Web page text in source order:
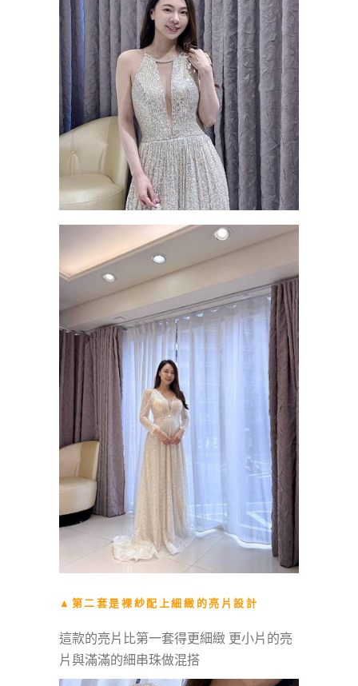
▲第二套是裸紗配上細緻的亮片設計
這款的亮片比第一套得更細緻 更小片的亮
片與滿滿的細串珠做混搭